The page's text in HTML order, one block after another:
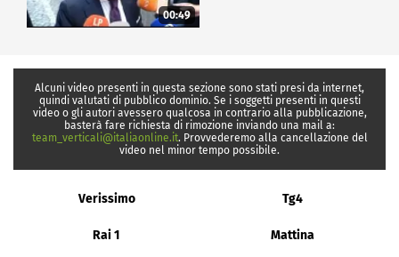
00:49
Alcuni video presenti in questa sezione sono stati presi da internet,
quindi valutati di pubblico dominio. Se i soggetti presenti in questi
video o gli autori avessero qualcosa in contrario alla pubblicazione,
basterà fare richiesta di rimozione inviando una mail a:
team_verticali@italiaonline.it. Provvederemo alla cancellazione del
video nel minor tempo possibile.
Verissimo Tg4
Rai 1 Mattina